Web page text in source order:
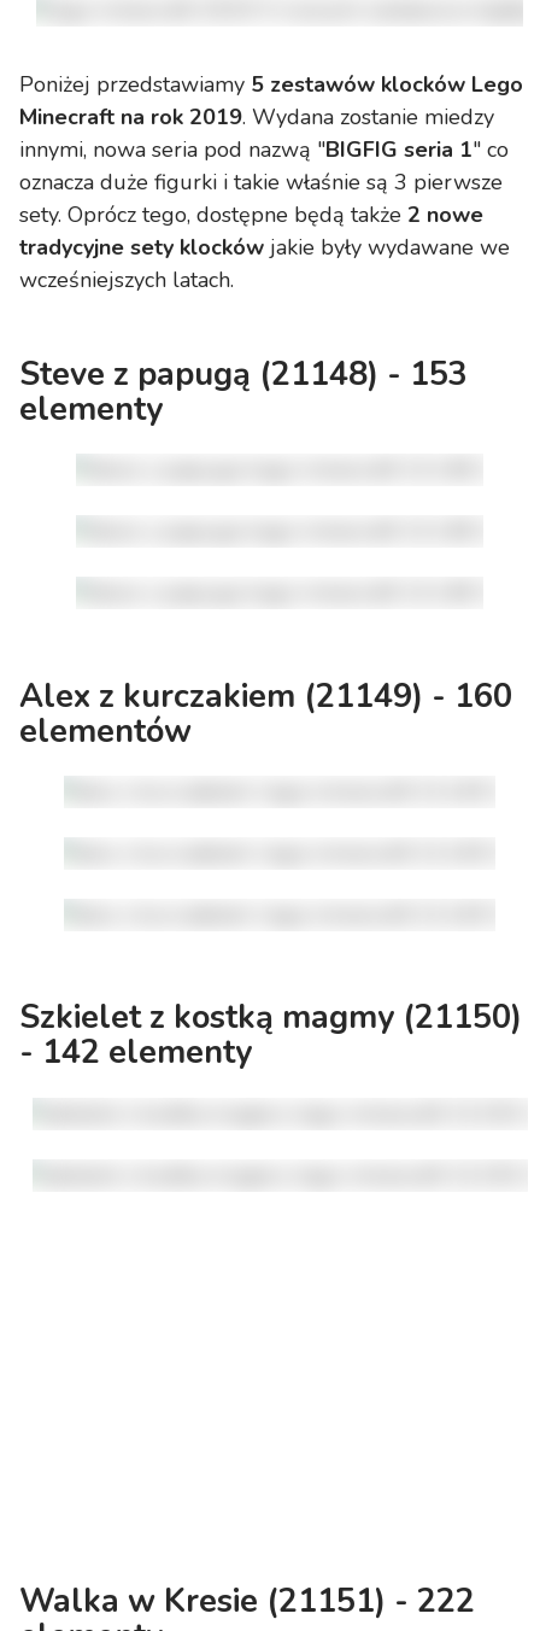
Poniżej przedstawiamy 5 zestawów klocków Lego
Minecraft na rok 2019. Wydana zostanie miedzy
innymi, nowa seria pod nazwą "BIGFIG seria 1" co
oznacza duże figurki i takie właśnie są 3 pierwsze
sety. Oprócz tego, dostępne będą także 2 nowe
tradycyjne sety klocków jakie były wydawane we
wcześniejszych latach.
Steve z papugą (21148) - 153
elementy
Alex z kurczakiem (21149) - 160
elementów
Szkielet z kostką magmy (21150)
- 142 elementy
Walka w Kresie (21151) - 222